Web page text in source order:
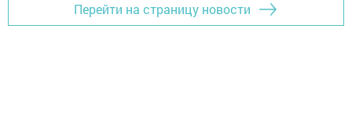
Перейти на страницу новости